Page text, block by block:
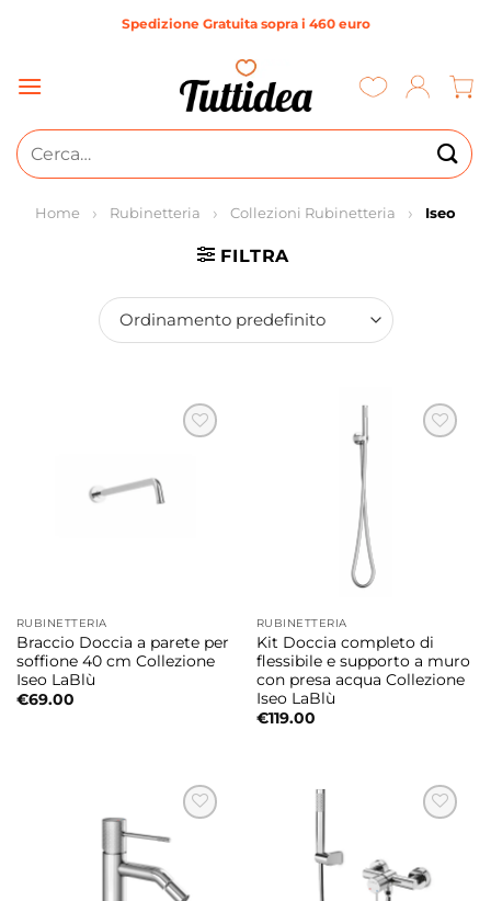
Spedizione Gratuita sopra i 460 euro
Cerca:
Home Rubinetteria Collezioni Rubinetteria Iseo
FILTRA
RUBINETTERIA
Braccio Doccia a parete per
soffione 40 cm Collezione
Iseo LaBlù
€69.00
RUBINETTERIA
Kit Doccia completo di
flessibile e supporto a muro
con presa acqua Collezione
Iseo LaBlù
€119.00